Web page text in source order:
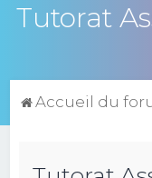
Tutorat
Accueil du